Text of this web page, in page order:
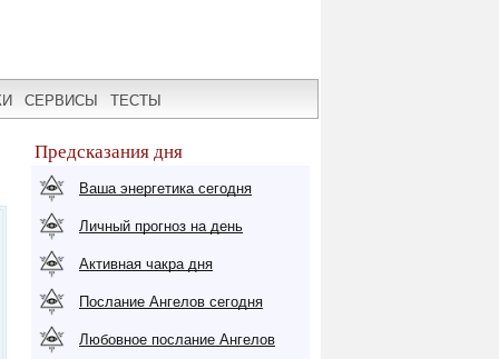
СЕРВИСЫ ТЕСТЫ
Предсказания дня
Ваша энергетика сегодня
Личный прогноз на день
Активная чакра дня
Послание Ангелов сегодня
Любовное послание Ангелов